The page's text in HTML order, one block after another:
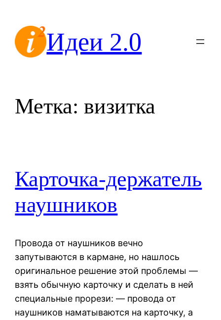
содержимомуИдеи 2.0
Метка:визитка
Карточка-держатель
наушников
Провода от наушников вечно
запутываются в кармане, но нашлось
оригинальное решение этой проблемы —
взять обычную карточку и сделать в ней
специальные прорези: — провода от
наушников наматываются на карточку, а